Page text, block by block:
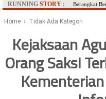
RUNNING STORY : Berangkat
Ditangkap di
SDN
Literasi
Tikar
Ambulance
Home › Tidak Ada Kategori
Kejaksaan
Orang Saksi